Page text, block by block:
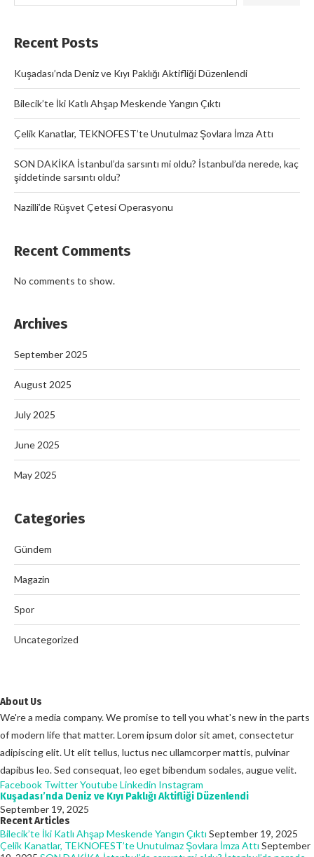
Recent Posts
Kuşadası’nda Deniz ve Kıyı Paklığı Aktifliği Düzenlendi
Bilecik’te İki Katlı Ahşap Meskende Yangın Çıktı
Çelik Kanatlar, TEKNOFEST’te Unutulmaz Şovlara İmza Attı
SON DAKİKA İstanbul’da sarsıntı mi oldu? İstanbul’da nerede, kaç
şiddetinde sarsıntı oldu?
Nazilli’de Rüşvet Çetesi Operasyonu
Recent Comments
No comments to show.
Archives
September 2025
August 2025
July 2025
June 2025
May 2025
Categories
Gündem
Magazin
Spor
Uncategorized
About Us
We're a media company. We promise to tell you what's new in the parts
of modern life that matter. Lorem ipsum dolor sit amet, consectetur
adipiscing elit. Ut elit tellus, luctus nec ullamcorper mattis, pulvinar
dapibus leo. Sed consequat, leo eget bibendum sodales, augue velit.
Facebook TwitterYoutubeLinkedin Instagram
Kuşadası’nda Deniz ve Kıyı Paklığı Aktifliği Düzenlendi
September 19, 2025
Recent Articles
Bilecik’te İki Katlı Ahşap Meskende Yangın Çıktı September 19, 2025
Çelik Kanatlar, TEKNOFEST’te Unutulmaz Şovlara İmza Attı September